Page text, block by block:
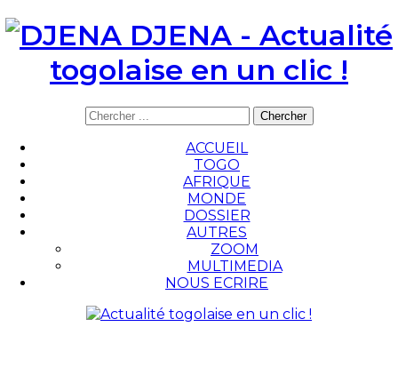
DJENA - Actualité
togolaise en un clic !
ACCUEIL
TOGO
AFRIQUE
MONDE
DOSSIER
AUTRES
ZOOM
MULTIMEDIA
NOUS ECRIRE